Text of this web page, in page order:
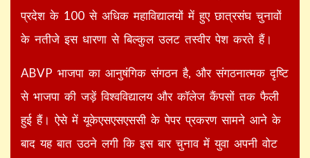
प्रदेश के 100 से अधिक महाविद्यालयों में हुए छात्रसंघ चुनावों
के नतीजे इस धारणा से बिल्कुल उलट तस्वीर पेश करते हैं।
ABVP भाजपा का आनुषंगिक संगठन है, और संगठनात्मक दृष्टि
से भाजपा की जड़ें विश्वविद्यालय और कॉलेज कैंपसों तक फैली
हुई हैं। ऐसे में यूकेएसएसएससी के पेपर प्रकरण सामने आने के
बाद यह बात उठने लगी कि इस बार चुनाव में युवा अपनी वोट